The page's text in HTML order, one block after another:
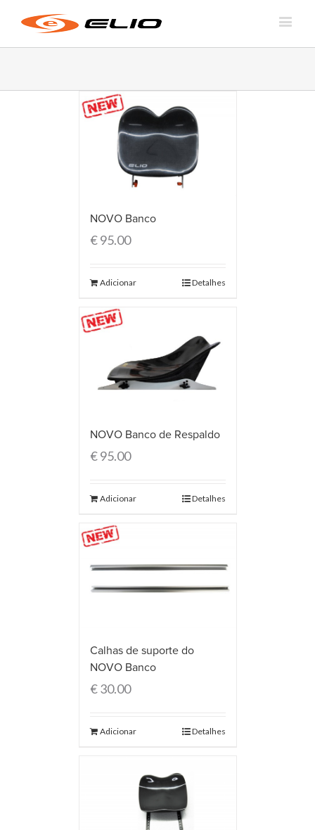
NOVO Banco
€95.00
Adicionar Detalhes
NOVO Banco de Respaldo
€95.00
Adicionar Detalhes
Calhas de suporte do
NOVO Banco
€30.00
Adicionar Detalhes